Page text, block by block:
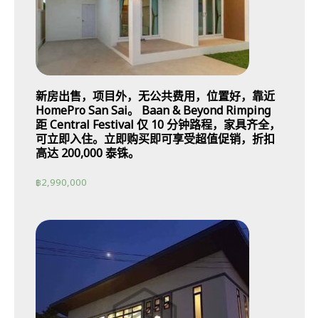
新房出售，项目外，无公共费用，位置好，靠近
HomePro San Sai。 Baan & Beyond Rimping
距 Central Festival 仅 10 分钟路程，家具齐全，
可立即入住。立即购买即可享受超值促销，折扣
高达 200,000 泰铢。
฿2,990,000